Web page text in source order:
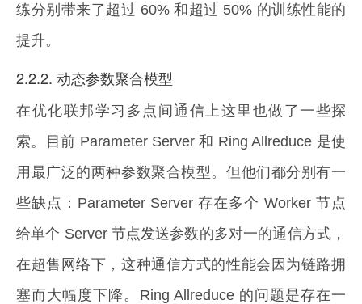
练分别带来了超过 60% 和超过 50% 的训练性能的
提升。
2.2.2. 动态参数聚合模型
在优化联邦学习多点间通信上这里也做了一些探
索。目前 Parameter Server 和 Ring Allreduce 是使
用最广泛的两种参数聚合模型。但他们都分别有一
些缺点：Parameter Server 存在多个 Worker 节点
给单个 Server 节点发送参数的多对一的通信方式，
在超售网络下，这种通信方式的性能会因为链路拥
塞而大幅度下降。Ring Allreduce 的问题是存在一